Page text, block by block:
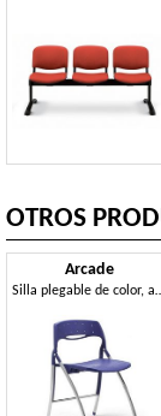
OTROS
Arcade
Silla plegable de